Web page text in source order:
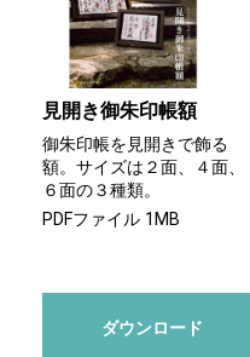
見開き御朱印帳額
御朱印帳を見開きで飾る
額。サイズは２面、４面、
６面の３種類。
PDFファイル 1MB
ダウンロード